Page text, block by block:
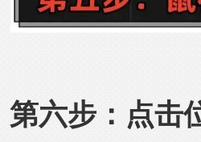
第六步：点击